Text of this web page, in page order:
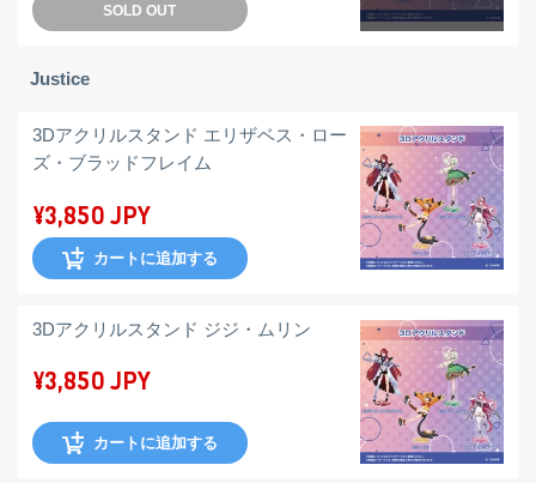
SOLD OUT
Justice
3Dアクリルスタンド エリザベス・ロー
ズ・ブラッドフレイム
¥3,850 JPY
カートに追加する
3Dアクリルスタンド ジジ・ムリン
¥3,850 JPY
カートに追加する